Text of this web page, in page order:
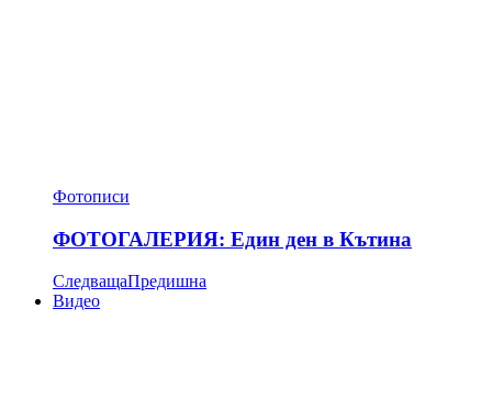
Фотописи
ФОТОГАЛЕРИЯ: Един ден в Кътина
СледващаПредишна
Видео